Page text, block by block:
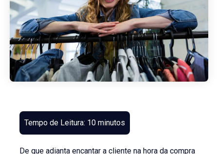
De que adianta encantar a cliente na hora da compra